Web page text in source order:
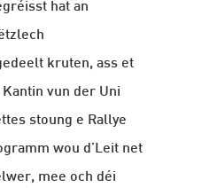
hat an
kruten, ass et
vun der Uni
stoung e Rallye
wou d’Leit net
mee och déi